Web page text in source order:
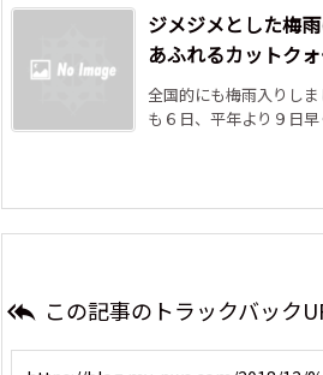
ジメジメとした梅
あふれるカットク
全国的にも梅雨入りし
も６日、平年より９日
 この記事のトラックバック